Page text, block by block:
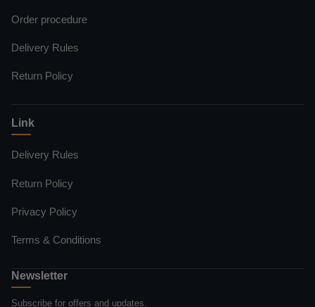
Order procedure
Delivery Rules
Return Policy
Link
Delivery Rules
Return Policy
Privacy Policy
Terms & Conditions
Newsletter
Subscribe for offers and updates.